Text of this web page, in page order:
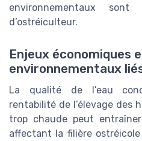
environnementaux
d’ostréiculteur.
Enjeux économiques
environnementaux
La qualité de l’eau
rentabilité de l’élevage des
trop chaude peut
affectant la filière